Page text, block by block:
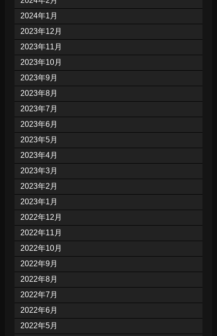
2024年1月
2023年12月
2023年11月
2023年10月
2023年9月
2023年8月
2023年7月
2023年6月
2023年5月
2023年4月
2023年3月
2023年2月
2023年1月
2022年12月
2022年11月
2022年10月
2022年9月
2022年8月
2022年7月
2022年6月
2022年5月